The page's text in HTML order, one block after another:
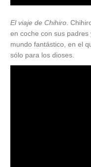
El viaje de Chihiro .
en coche con sus
mundo fantástico, en el
sólo para los dioses.